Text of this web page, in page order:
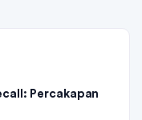
Percakapan